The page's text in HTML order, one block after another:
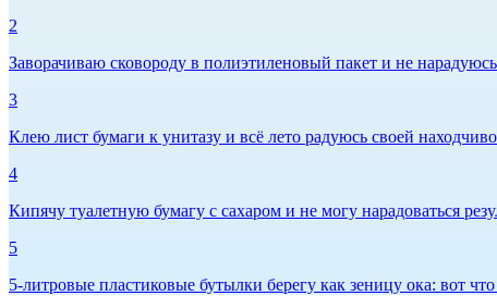
2
Заворачиваю сковороду в полиэтиленовый пакет и не нарадуюсь
3
Клею лист бумаги к унитазу и всё лето радуюсь своей
4
Кипячу туалетную бумагу с сахаром и не могу нарадоваться
5
5-литровые пластиковые бутылки берегу как зеницу ока: вот